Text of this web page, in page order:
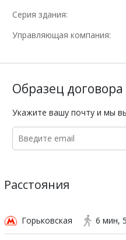
Серия здания:
Управляющая компания:
Образец
Укажите вашу почту и мы
Расстояния
Горьковская 6 мин